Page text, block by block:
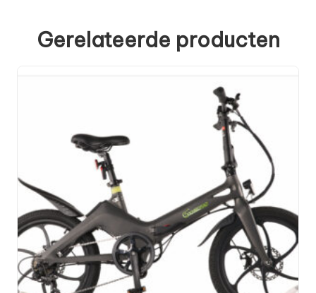
Gerelateerde producten